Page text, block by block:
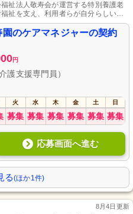
祉法人敬寿会が運営する特別養護老
祉を支え、利用者らが自分らしい日
提供。ここではケアマネジャーおよ
・産休の取得を推進する働きやすい
のケアマネジャーの契約
円
護支援専門員）
火 水 木 金 土 日
募集 募集 募集 募集 募集 募集
応募画面へ進む
る(ほか1件)
8月4日更新